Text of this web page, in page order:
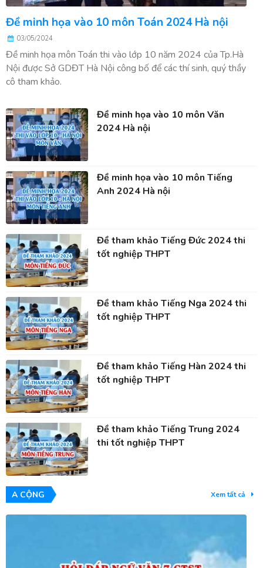
Đề minh họa vào 10 môn Toán 2024 Hà nội
03/05/2024
Đề minh họa môn Toán thi vào lớp 10 năm 2024 của Tp.Hà
Nội được Sở GDĐT Hà Nội công bố để các thí sinh, quý thầy
cô tham khảo.
Đề minh họa vào 10 môn Văn
2024 Hà nội
Đề minh họa vào 10 môn Tiếng
Anh 2024 Hà nội
Đề tham khảo Tiếng Đức 2024 thi
tốt nghiệp THPT
Đề tham khảo Tiếng Nga 2024 thi
tốt nghiệp THPT
Đề tham khảo Tiếng Hàn 2024 thi
tốt nghiệp THPT
Đề tham khảo Tiếng Trung 2024
thi tốt nghiệp THPT
A CỘNG Xem tất cả